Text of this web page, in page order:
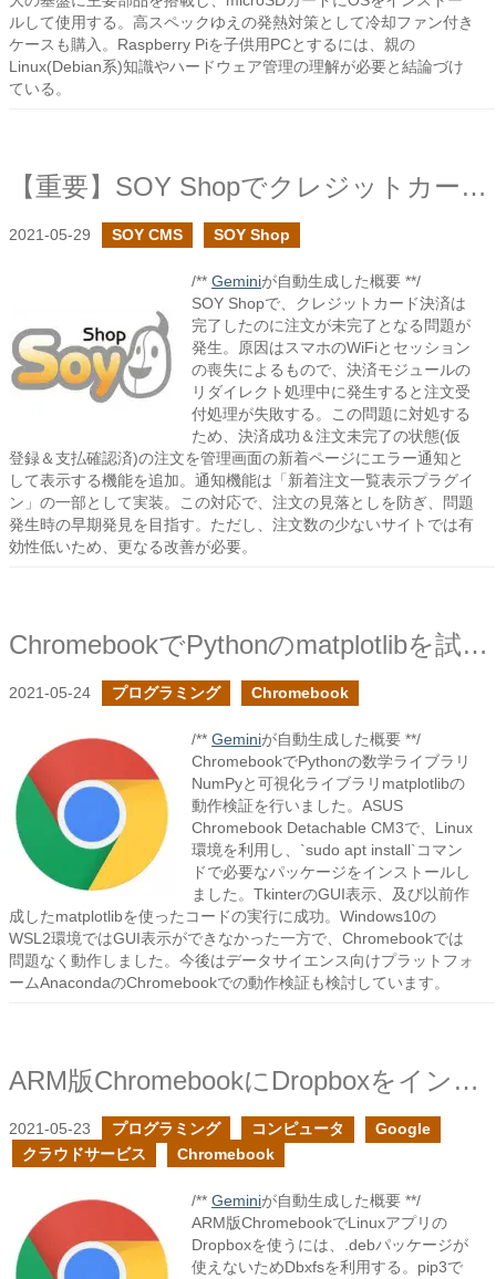
ルして使用する。高スペックゆえの発熱対策として冷却ファン付き
ケースも購入。Raspberry Piを子供用PCとするには、親の
Linux(Debian系)知識やハードウェア管理の理解が必要と結論づけ
ている。
【重要】SOY Shopでクレジットカード支払いが正常に終了しなかった注文を通知する機能を追加しました
2021-05-29 SOY CMS SOY Shop
/** Geminiが自動生成した概要 **/
SOY Shopで、クレジットカード決済は
完了したのに注文が未完了となる問題が
発生。原因はスマホのWiFiとセッション
の喪失によるもので、決済モジュールの
リダイレクト処理中に発生すると注文受
付処理が失敗する。この問題に対処する
ため、決済成功＆注文未完了の状態(仮
登録＆支払確認済)の注文を管理画面の新着ページにエラー通知と
して表示する機能を追加。通知機能は「新着注文一覧表示プラグイ
ン」の一部として実装。この対応で、注文の見落としを防ぎ、問題
発生時の早期発見を目指す。ただし、注文数の少ないサイトでは有
効性低いため、更なる改善が必要。
ChromebookでPythonのmatplotlibを試してみた
2021-05-24 プログラミング Chromebook
/** Geminiが自動生成した概要 **/
ChromebookでPythonの数学ライブラリ
NumPyと可視化ライブラリmatplotlibの
動作検証を行いました。ASUS
Chromebook Detachable CM3で、Linux
環境を利用し、`sudo apt install`コマン
ドで必要なパッケージをインストールし
ました。TkinterのGUI表示、及び以前作
成したmatplotlibを使ったコードの実行に成功。Windows10の
WSL2環境ではGUI表示ができなかった一方で、Chromebookでは
問題なく動作しました。今後はデータサイエンス向けプラットフォ
ームAnacondaのChromebookでの動作検証も検討しています。
ARM版ChromebookにDropboxをインストールする
2021-05-23 プログラミング コンピュータ
Google
クラウドサービス
Chromebook
/** Geminiが自動生成した概要 **/
ARM版ChromebookでLinuxアプリの
Dropboxを使うには、.debパッケージが
使えないためDbxfsを利用する。pip3で